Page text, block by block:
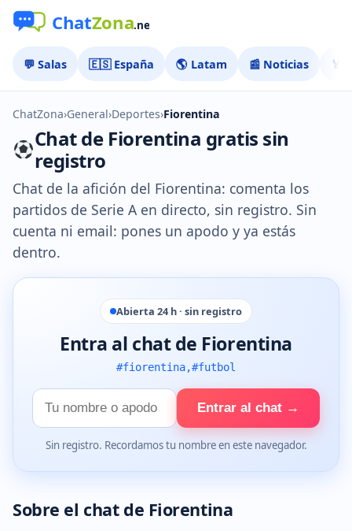
💬 Salas 🇪🇸 España 🌎 Latam 📰 Noticias 🏅
ChatZona›General›Deportes›Fiorentina
Chat de Fiorentina gratis sin
registro
Chat de la afición del Fiorentina: comenta los
partidos de Serie A en directo, sin registro. Sin
cuenta ni email: pones un apodo y ya estás
dentro.
Abierta 24 h · sin registro
Entra al chat de Fiorentina
#fiorentina,#futbol
Tu
nombre
Entrar al chat →
Sin registro. Recordamos tu nombre en este navegador.
Sobre el chat de Fiorentina